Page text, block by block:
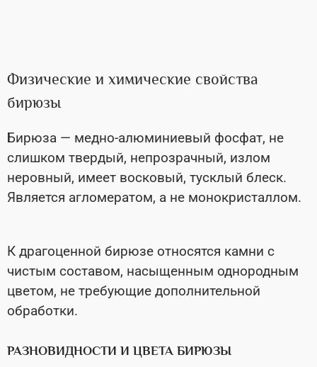
Физические и химические свойства
бирюзы
Бирюза — медно-алюминиевый фосфат, не
слишком твердый, непрозрачный, излом
неровный, имеет восковый, тусклый блеск.
Является агломератом, а не монокристаллом.
К драгоценной бирюзе относятся камни с
чистым составом, насыщенным однородным
цветом, не требующие дополнительной
обработки.
РАЗНОВИДНОСТИ И ЦВЕТА БИРЮЗЫ